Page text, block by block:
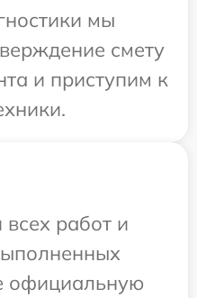
мы
смету
и приступим к
работ и
официальную